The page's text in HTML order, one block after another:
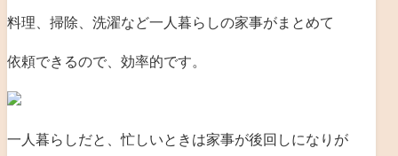
料理、掃除、洗濯など一人暮らしの家事がまとめて
依頼できるので、効率的です。
一人暮らしだと、忙しいときは家事が後回しになりが